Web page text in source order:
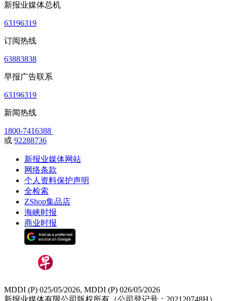
新报业媒体总机
63196319
订阅热线
63883838
早报广告联系
63196319
新闻热线
1800-7416388
或 92288736
新报业媒体网站
网络条款
个人资料保护声明
全检索
ZShop集品店
海峡时报
商业时报
MDDI (P) 025/05/2026, MDDI (P) 026/05/2026